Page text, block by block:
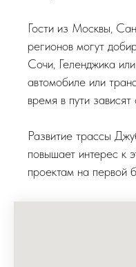
Гости из Москвы,
регионов могут
Сочи, Геленджика
автомобиле или
время в пути
Развитие трассы
повышает интерес к
проектам на первой